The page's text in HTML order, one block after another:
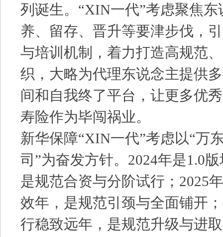
列诞生。“XIN一代”考虑聚焦
养、留存、晋升等要津步伐，
与培训机制，着力打造高规范
织，大略为代理东说念主提供
间和自我终了平台，让更多优
寿险作为毕闯祸业。
新华保障“XIN一代”考虑以“万
司”为奋发方针。2024年是1.0
是规范合资与分阶试行；2025
效年，是规范引颈与全面铺开
行稳致远年，是规范升级与进